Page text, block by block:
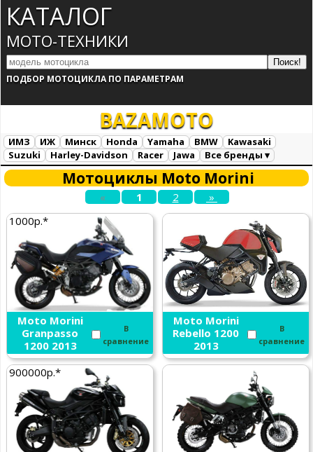
КАТАЛОГ
МОТО-ТЕХНИКИ
ПОДБОР МОТОЦИКЛА ПО ПАРАМЕТРАМ
BAZAMOTO
ИМЗ ИЖ Минск Honda Yamaha BMW
Kawasaki
Suzuki
Harley-Davidson Racer Jawa
Все бренды ▾
Все марки
Загрузка...
Мотоциклы Moto Morini
« 1 2
»
1000р.*
Moto Morini
Granpasso
1200 2013
В
сравнение
Moto Morini
Rebello 1200
2013
В
сравнение
900000р.*